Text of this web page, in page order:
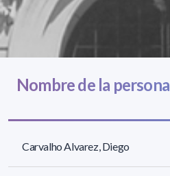
Nombre de la persona
Carvalho Alvarez, Diego